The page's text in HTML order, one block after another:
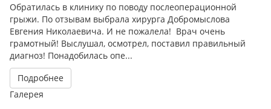
Обратилась в клинику по поводу послеоперационной
грыжи. По отзывам выбрала хирурга Добромыслова
Евгения Николаевича. И не пожалела! Врач очень
грамотный! Выслушал, осмотрел, поставил правильный
диагноз! Понадобилась опе...
Подробнее
Галерея